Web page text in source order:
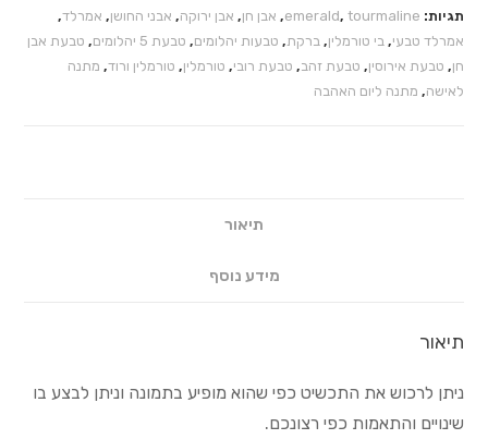
תגיות:
emerald, tourmaline
, אבן חן, אבן ירוקה, אבני החושן, אמרלד,
אמרלד טבעי, בי טורמלין, ברקת, טבעות יהלומים, טבעת 5 יהלומים , טבעת אבן
חן, טבעת אירוסין, טבעת זהב, טבעת רובי, טורמלין, טורמלין ורוד, מתנה
לאישה, מתנה ליום האהבה
תיאור
מידע נוסף
תיאור
ניתן לרכוש את התכשיט כפי שהוא מופיע בתמונה וניתן לבצע בו
שינויים והתאמות כפי רצונכם.